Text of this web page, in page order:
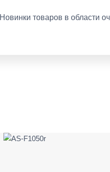
Новинки товаров в области